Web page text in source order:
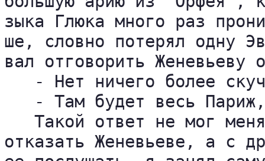
зыка Глюка много раз
ше, словно потерял одну
вал отговорить Женевьеву
- Нет ничего более
- Там будет весь
Такой ответ не мог
отказать Женевьеве, а с